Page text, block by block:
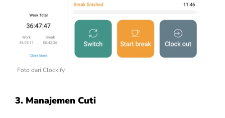
Foto dari Clockify
3. Manajemen Cuti